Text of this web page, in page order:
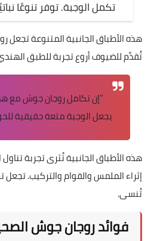
تكمل الوجبة. توفر تنوعًا
هذه الأطباق الجانبية المتنوعة
تُقدِّم للضيوف أروع تجربة للطبق
"إن تكامل روجان جوش مع
يجعل الوجبة متعة حقيقية
هذه الأطباق الجانبية تُثرى تجربة
إثراء الملمس والقوام والتركيب.
تُنسى.
فوائد روجان جوش